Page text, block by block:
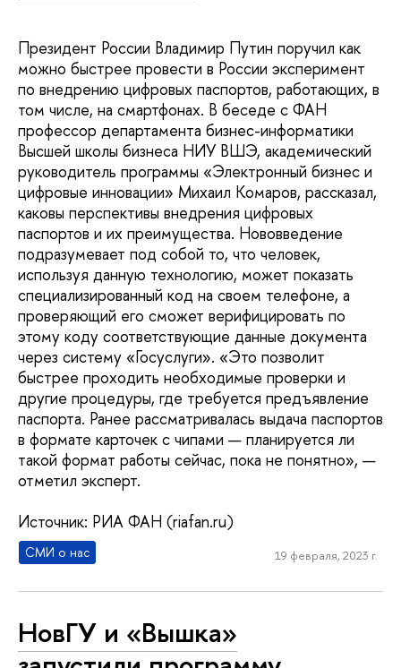
Президент России Владимир Путин поручил как
можно быстрее провести в России эксперимент
по внедрению цифровых паспортов, работающих, в
том числе, на смартфонах. В беседе с ФАН
профессор департамента бизнес-информатики
Высшей школы бизнеса НИУ ВШЭ, академический
руководитель программы «Электронный бизнес и
цифровые инновации» Михаил Комаров, рассказал,
каковы перспективы внедрения цифровых
паспортов и их преимущества. Нововведение
подразумевает под собой то, что человек,
используя данную технологию, может показать
специализированный код на своем телефоне, а
проверяющий его сможет верифицировать по
этому коду соответствующие данные документа
через систему «Госуслуги». «Это позволит
быстрее проходить необходимые проверки и
другие процедуры, где требуется предъявление
паспорта. Ранее рассматривалась выдача паспортов
в формате карточек с чипами — планируется ли
такой формат работы сейчас, пока не понятно», —
отметил эксперт.
Источник: РИА ФАН (riafan.ru)
СМИ о нас 19 февраля, 2023 г.
НовГУ и «Вышка»